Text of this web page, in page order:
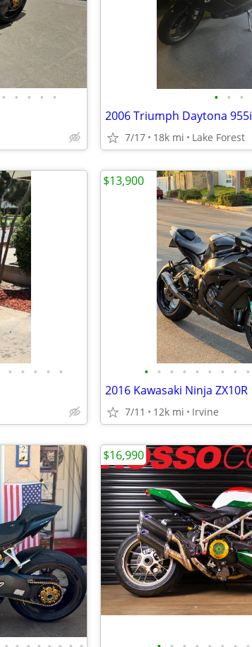
• • • • • • • •
2006 Triumph Daytona 955i
7/17 18k mi Lake Forest
• • • • • • • • • • • • • •
2016 Kawasaki Ninja ZX10R
7/11 12k mi Irvine
$13,900
$16,990